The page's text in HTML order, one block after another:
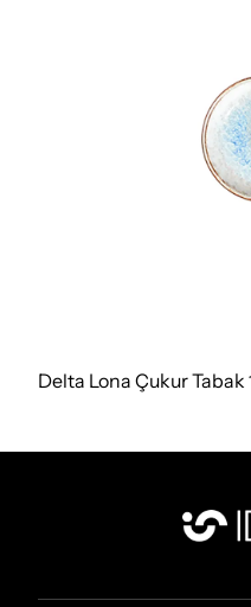
Delta Lona Çukur Tabak